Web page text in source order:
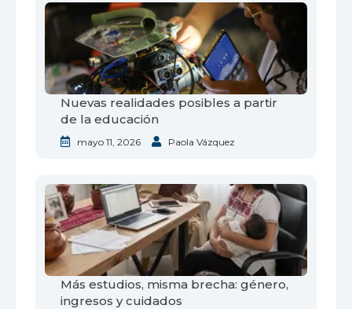
Nuevas realidades posibles a partir
de la educación
mayo 11, 2026 Paola Vázquez
Más estudios, misma brecha: género,
ingresos y cuidados